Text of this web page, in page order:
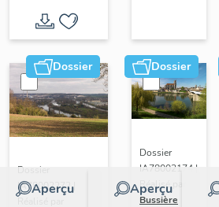
Dossier
Aperçu
Dossier
IA78002272 |
Dossier
Aperçu
Dossier
IA78002174 |
Réalisé par
Bussière